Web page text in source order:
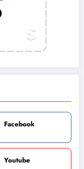
Facebook
Youtube